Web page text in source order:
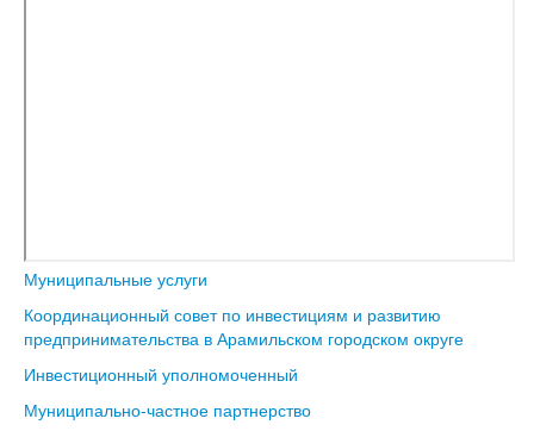
Муниципальные услуги
Координационный совет по инвестициям и развитию
предпринимательства в Арамильском городском округе
Инвестиционный уполномоченный
Муниципально-частное партнерство